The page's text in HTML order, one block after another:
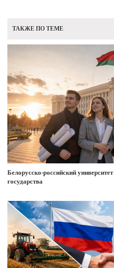
ТАКЖЕ ПО ТЕМЕ
Белорусско-российский
государства